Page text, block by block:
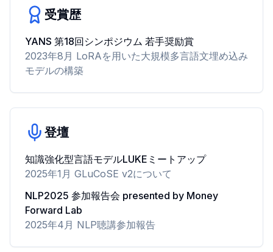
受賞歴
YANS 第18回シンポジウム 若手奨励賞
2023年8月 LoRAを用いた大規模多言語文埋め込み
モデルの構築
登壇
知識強化型言語モデルLUKEミートアップ
2025年1月 GLuCoSE v2について
NLP2025 参加報告会 presented by Money
Forward Lab
2025年4月 NLP聴講参加報告